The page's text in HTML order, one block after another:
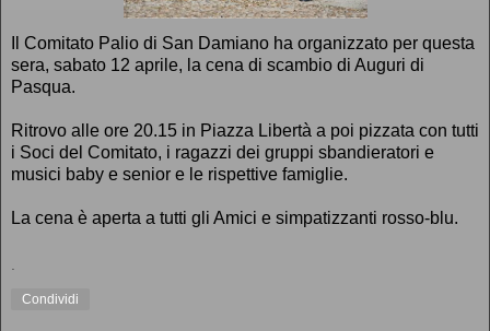
Il Comitato Palio di San Damiano ha organizzato per questa
sera, sabato 12 aprile, la cena di scambio di Auguri di
Pasqua.
Ritrovo alle ore 20.15 in Piazza Libertà a poi pizzata con tutti
i Soci del Comitato, i ragazzi dei gruppi sbandieratori e
musici baby e senior e le rispettive famiglie.
La cena è aperta a tutti gli Amici e simpatizzanti rosso-blu.
.
Condividi